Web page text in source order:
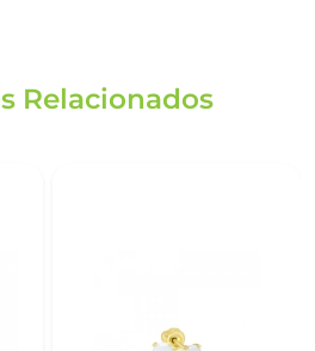
Relacionados